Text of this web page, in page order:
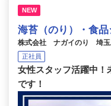
NEW
海苔（のり）・食
株式会社 ナガイのり 埼玉
正社員
女性スタッフ活躍中！
です！